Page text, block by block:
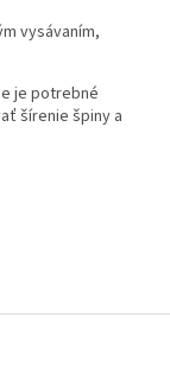
vysávaním,
je potrebné
šírenie špiny a